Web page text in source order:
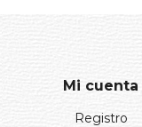
Mi cuenta
Registro